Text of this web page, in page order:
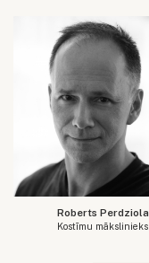
Roberts Perdziola
Kostīmu mākslinieks